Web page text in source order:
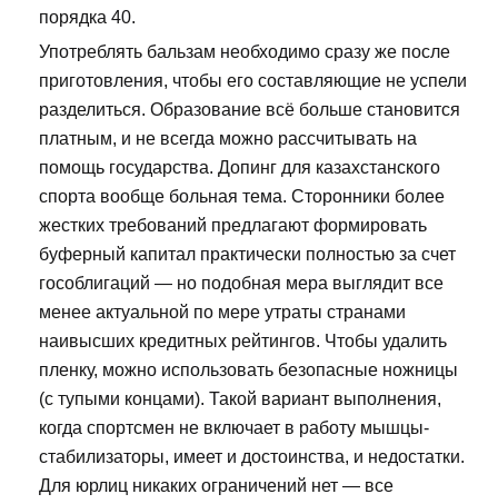
порядка 40.
Употреблять бальзам необходимо сразу же после
приготовления, чтобы его составляющие не успели
разделиться. Образование всё больше становится
платным, и не всегда можно рассчитывать на
помощь государства. Допинг для казахстанского
спорта вообще больная тема. Сторонники более
жестких требований предлагают формировать
буферный капитал практически полностью за счет
гособлигаций — но подобная мера выглядит все
менее актуальной по мере утраты странами
наивысших кредитных рейтингов. Чтобы удалить
пленку, можно использовать безопасные ножницы
(с тупыми концами). Такой вариант выполнения,
когда спортсмен не включает в работу мышцы-
стабилизаторы, имеет и достоинства, и недостатки.
Для юрлиц никаких ограничений нет — все